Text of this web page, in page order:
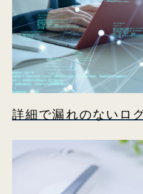
詳細で漏れのないロ